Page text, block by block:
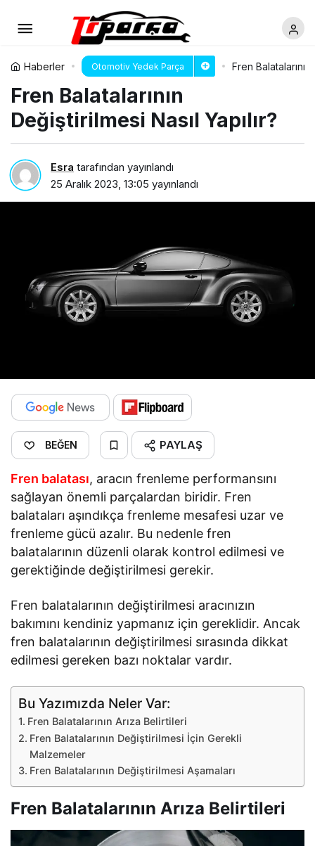
Haberler Otomotiv Yedek Parça Fren Balatalarının
Fren Balatalarının
Değiştirilmesi Nasıl Yapılır?
Esra tarafından yayınlandı
25 Aralık 2023, 13:05 yayınlandı
BEĞEN PAYLAŞ
Fren balatası, aracın frenleme performansını
sağlayan önemli parçalardan biridir. Fren
balataları aşındıkça frenleme mesafesi uzar ve
frenleme gücü azalır. Bu nedenle fren
balatalarının düzenli olarak kontrol edilmesi ve
gerektiğinde değiştirilmesi gerekir.
Fren balatalarının değiştirilmesi aracınızın
bakımını kendiniz yapmanız için gereklidir. Ancak
fren balatalarının değiştirilmesi sırasında dikkat
edilmesi gereken bazı noktalar vardır.
Bu Yazımızda Neler Var:
Fren Balatalarının Arıza Belirtileri
Fren Balatalarının Değiştirilmesi İçin Gerekli
Malzemeler
Fren Balatalarının Değiştirilmesi Aşamaları
Fren Balatalarının Arıza Belirtileri